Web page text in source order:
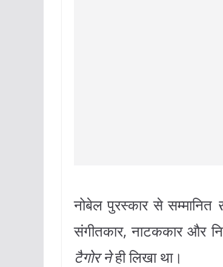
नोबेल पुरस्कार से सम्मानित
संगीतकार, नाटककार और
टैगोर नेही लिखा था।